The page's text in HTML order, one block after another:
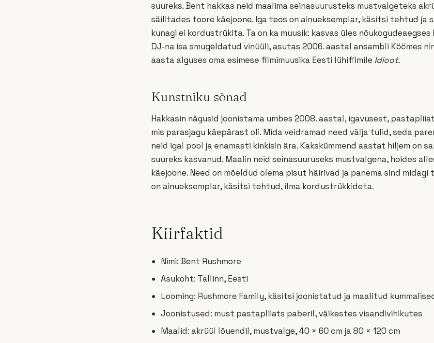
suureks. Bent hakkas neid maalima seinasuurusteks mustvalgeteks
säilitades toore käejoone. Iga teos on ainueksemplar, käsitsi tehtud ja
kunagi ei kordustrükita. Ta on ka muusik: kasvas üles nõukogudeaegses
DJ-na isa smugeldatud vinüüli, asutas 2006. aastal ansambli Köömes
aasta alguses oma esimese filmimuusika Eesti lühifilmile Idioot.
Kunstniku sõnad
Hakkasin nägusid joonistama umbes 2008. aastal, igavusest,
mis parasjagu käepärast oli. Mida veidramad need välja tulid, seda
neid igal pool ja enamasti kinkisin ära. Kakskümmend aastat hiljem on
suureks kasvanud. Maalin neid seinasuuruseks mustvalgena, hoides
käejoone. Need on mõeldud olema pisut häirivad ja panema sind midagi
on ainueksemplar, käsitsi tehtud, ilma kordustrükkideta.
Kiirfaktid
Nimi: Bent Rushmore
Asukoht: Tallinn, Eesti
Looming: Rushmore Family, käsitsi joonistatud ja maalitud
Joonistused: must pastapliiats paberil, väikestes visandivihikutes
Maalid: akrüül lõuendil, mustvalge, 40 × 60 cm ja 80 × 120 cm